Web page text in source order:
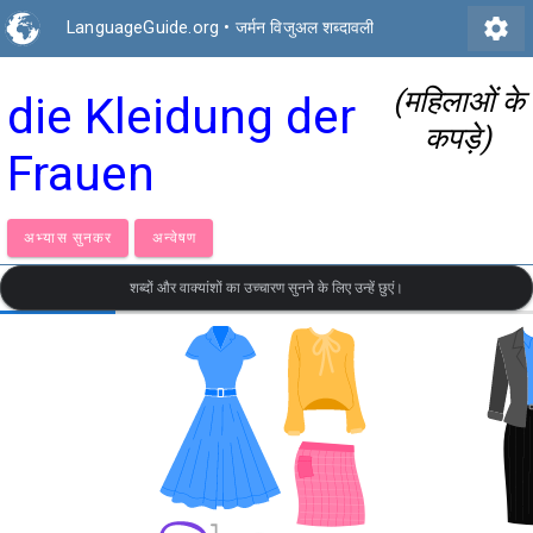
LanguageGuide.org • जर्मन विजुअल शब्दावली settings
die Kleidung der
Frauen
(महिलाओं के
कपड़े)
अभ्यास सुनकर अन्वेषण
शब्दों और वाक्यांशों का उच्चारण सुनने के लिए उन्हें छुएं।